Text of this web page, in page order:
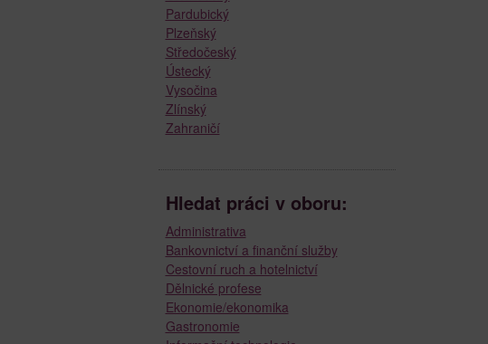
Pardubický
Plzeňský
Středočeský
Ústecký
Vysočina
Zlínský
Zahraničí
Hledat práci v oboru:
Administrativa
Bankovnictví a finanční služby
Cestovní ruch a hotelnictví
Dělnické profese
Ekonomie/ekonomika
Gastronomie